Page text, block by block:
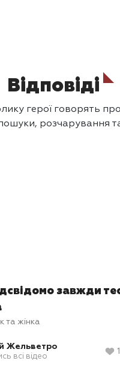
Відповіді
герої говорять
розчарування
завжди
та жінка
Жельветро
всі відео
1